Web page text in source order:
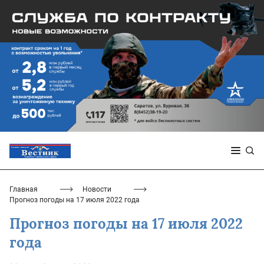
Главная
Новости
Прогноз погоды на 17 июля 2022 года
Прогноз погоды на 17 июля 2022
года